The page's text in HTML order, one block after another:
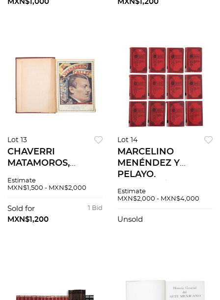
1960.
MXN$1,000
MXN$1,200
Lot 13
CHAVERRI
MATAMOROS,
VERDADERO
EDICIONES "PATRIA
GRANDE", 1933.
Estimate
MXN$1,500 - MXN$2,000
1 Bid
Sold for
MXN$1,200
Lot 14
MARCELINO
MENÉNDEZ Y
PELAYO.
POETAS LÍRICOS
DESDE LA
Estimate
MXN$2,000 - MXN$4,000
Unsold